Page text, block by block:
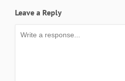
Leave a Reply